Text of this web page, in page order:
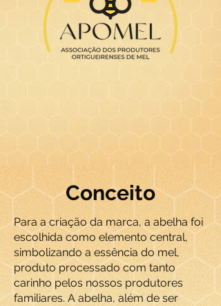
Conceito
Para a criação da marca, a abelha foi
escolhida como elemento central,
simbolizando a essência do mel,
produto processado com tanto
carinho pelos nossos produtores
familiares. A abelha, além de ser